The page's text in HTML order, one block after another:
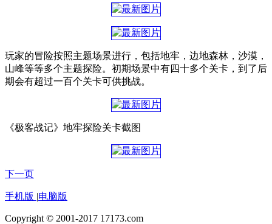
玩家的冒险按照主题场景进行，包括地牢，边地森林，沙漠，
山峰等等多个主题探险。初期场景中有四十多个关卡，到了后
期会有超过一百个关卡可供挑战。
《极客战记》地牢探险关卡截图
下一页
手机版 |电脑版
Copyright © 2001-2017 17173.com